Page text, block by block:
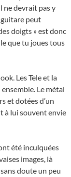
ne devrait pas y
peut
doigts » est donc
que tu joues tous
Les Tele et la
Le métal
et dotées d’un
à lui souvent envie
été inculquées
images, là
doute un peu